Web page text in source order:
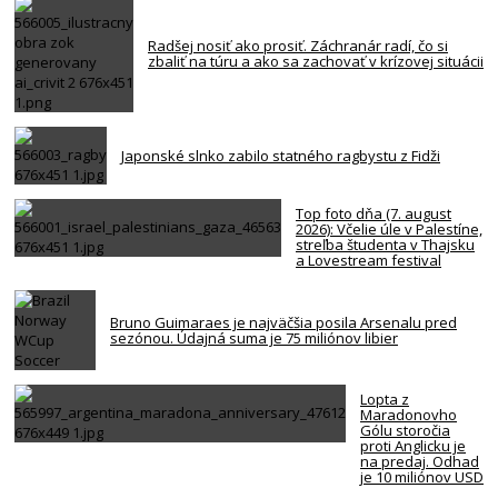
Radšej nosiť ako prosiť. Záchranár radí, čo si
zbaliť na túru a ako sa zachovať v krízovej situácii
Japonské slnko zabilo statného ragbystu z Fidži
Top foto dňa (7. august
2026): Včelie úle v Palestíne,
streľba študenta v Thajsku
a Lovestream festival
Bruno Guimaraes je najväčšia posila Arsenalu pred
sezónou. Údajná suma je 75 miliónov libier
Lopta z
Maradonovho
Gólu storočia
proti Anglicku je
na predaj. Odhad
je 10 miliónov USD